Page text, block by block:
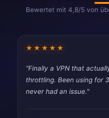
Bewertet mit 4,8/5 von
★★★★★
"Finally a VPN that
throttling. Been using for
never had an issue."